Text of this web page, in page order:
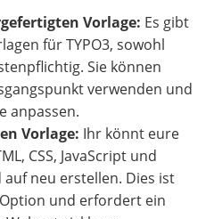
Vorlage: Es gibt
für TYPO3, sowohl
Sie können
verwenden und
anpassen.
Vorlage: Ihr könnt eure
CSS, JavaScript und
neu erstellen. Dies ist
und erfordert ein